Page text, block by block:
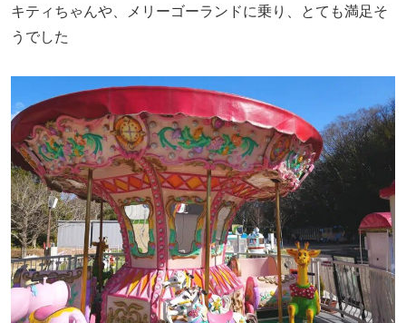
キティちゃんや、メリーゴーランドに乗り、とても満足そ
うでした